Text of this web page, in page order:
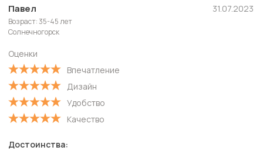
Новые
Старые
С низкой оценкой
Павел
Возраст: 35-45 лет
Солнечногорск
Оценки
Впечатление
Дизайн
Удобство
Качество
31.07.2023
Достоинства: